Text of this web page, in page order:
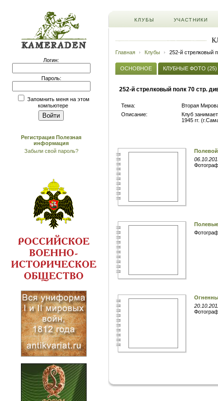
Логин:
Пароль:
Запомнить меня на этом
компьютере
Регистрация Полезная
информация
Забыли свой пароль?
КЛУБЫ УЧАСТНИКИ
Главная Клубы 252-й стрелковый
ОСНОВНОЕ КЛУБНЫЕ ФОТО (25)
252-й стрелковый полк 70 стр.
Тема:
Вторая
Описание:
Клуб
1945 гг.